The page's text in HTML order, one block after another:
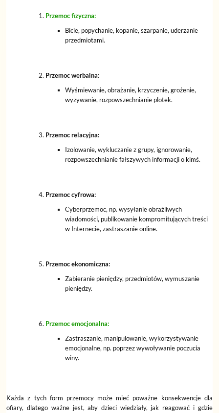
Przemoc fizyczna:
Bicie, popychanie, kopanie, szarpanie, uderzanie
przedmiotami.
Przemoc werbalna:
Wyśmiewanie, obrażanie, krzyczenie, grożenie,
wyzywanie, rozpowszechnianie plotek.
Przemoc relacyjna:
Izolowanie, wykluczanie z grupy, ignorowanie,
rozpowszechnianie fałszywych informacji o kimś.
Przemoc cyfrowa:
Cyberprzemoc, np. wysyłanie obraźliwych
wiadomości, publikowanie kompromitujących treści
w Internecie, zastraszanie online.
Przemoc ekonomiczna:
Zabieranie pieniędzy, przedmiotów, wymuszanie
pieniędzy.
Przemoc emocjonalna:
Zastraszanie, manipulowanie, wykorzystywanie
emocjonalne, np. poprzez wywoływanie poczucia
winy.
Każda z tych form przemocy może mieć poważne konsekwencje dla
ofiary, dlatego ważne jest, aby dzieci wiedziały, jak reagować i gdzie